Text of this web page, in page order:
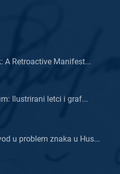
A Retroactive Manifest...
Ilustrirani letci i graf...
u problem znaka u Hus...